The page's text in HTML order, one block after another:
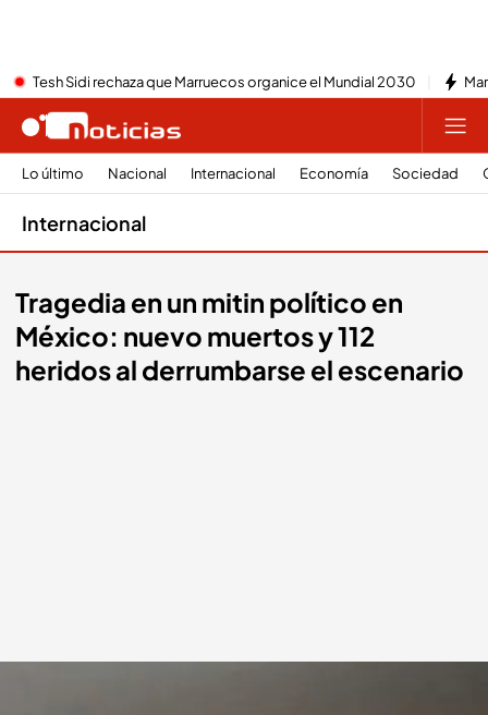
Tesh Sidi rechaza que Marruecos organice el Mundial 2030
Lo último Nacional Internacional Economía Sociedad
Internacional
Tragedia en un mitin político en
México: nuevo muertos y 112
heridos al derrumbarse el escenario